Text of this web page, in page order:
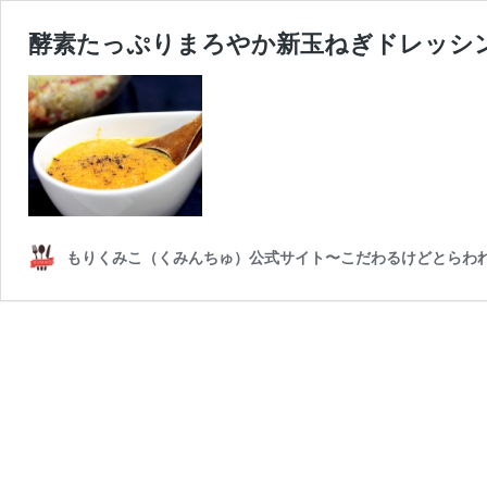
酵素たっぷりまろやか新玉ねぎドレッシ
もりくみこ（くみんちゅ）公式サイト〜こだわるけどとらわ